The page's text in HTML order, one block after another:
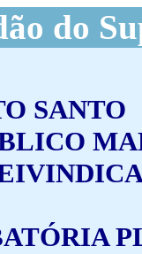
do
SANTO